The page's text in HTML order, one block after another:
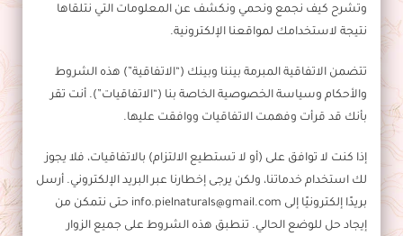
وتشرح كيف نجمع ونحمي ونكشف عن المعلومات التي نتلقاها
نتيجة لاستخدامك لمواقعنا الإلكترونية.
تتضمن الاتفاقية المبرمة بيننا وبينك (“الاتفاقية”) هذه الشروط
والأحكام وسياسة الخصوصية الخاصة بنا (“الاتفاقيات”). أنت تقر
بأنك قد قرأت وفهمت الاتفاقيات ووافقت عليها.
إذا كنت لا توافق على (أو لا تستطيع الالتزام) بالاتفاقيات، فلا يجوز
لك استخدام خدماتنا، ولكن يرجى إخطارنا عبر البريد الإلكتروني. أرسل
بريدًا إلكترونيًا إلى info.pielnaturals@gmail.com حتى نتمكن من
إيجاد حل للوضع الحالي. تنطبق هذه الشروط على جميع الزوار